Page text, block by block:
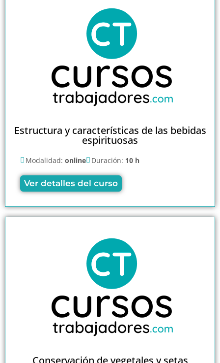
Estructura y características de las bebidas
espirituosas
Modalidad: online Duración: 10 h
Ver detalles del curso
Conservación de vegetales y setas